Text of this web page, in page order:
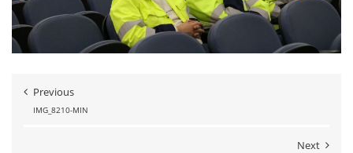
Previous
IMG_8210-MIN
Next